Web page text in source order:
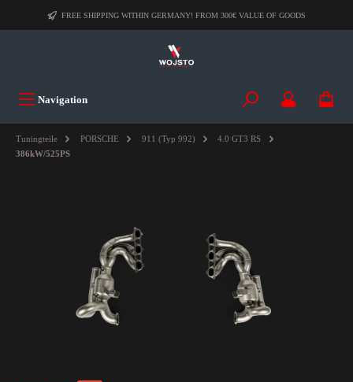
FREE SHIPPING WITHIN GERMANY! FROM 300€ VALUE OF GOODS
Navigation
Tuningteile PORSCHE 911 (Typ 992)
4.0 GT3 RS
386kW/525PS